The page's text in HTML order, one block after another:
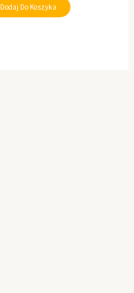
Dodaj Do Koszyka